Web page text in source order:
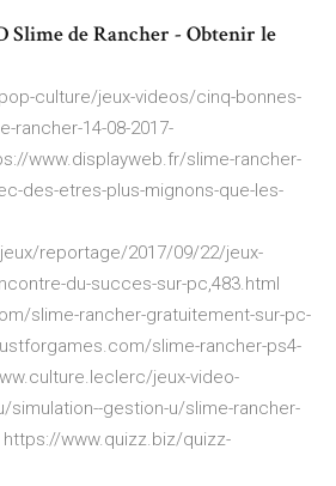
Slime de Rancher - Obtenir le
culture/jeux-videos/cinq-bonnes-
rancher-14-08-2017-
www.displayweb.fr/slime-rancher-
des-etres-plus-mignons-que-les-
reportage/2017/09/22/jeux-
du-succes-sur-pc,483.html
slime-rancher-gratuitement-sur-pc-
slime-rancher-ps4-
jeux-video-
simulation--gestion-u/slime-rancher-
https://www.quizz.biz/quizz-